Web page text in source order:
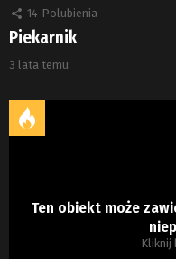
14 Polubienia
Piekarnik
3 lata temu
Ten obiekt może
Kliknij